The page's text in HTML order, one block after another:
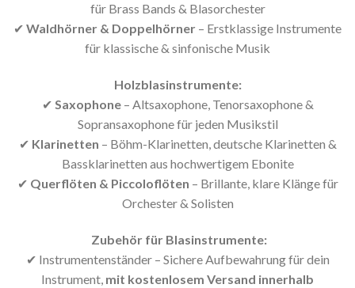
für Brass Bands & Blasorchester
✔ Waldhörner & Doppelhörner – Erstklassige Instrumente
für klassische & sinfonische Musik
Holzblasinstrumente:
✔ Saxophone– Altsaxophone, Tenorsaxophone &
Sopransaxophone für jeden Musikstil
✔ Klarinetten – Böhm-Klarinetten, deutsche Klarinetten &
Bassklarinetten aus hochwertigem Ebonite
✔ Querflöten & Piccoloflöten – Brillante, klare Klänge für
Orchester & Solisten
️ Zubehör für Blasinstrumente:
✔ Instrumentenständer – Sichere Aufbewahrung für dein
Instrument, mit kostenlosem Versand innerhalb